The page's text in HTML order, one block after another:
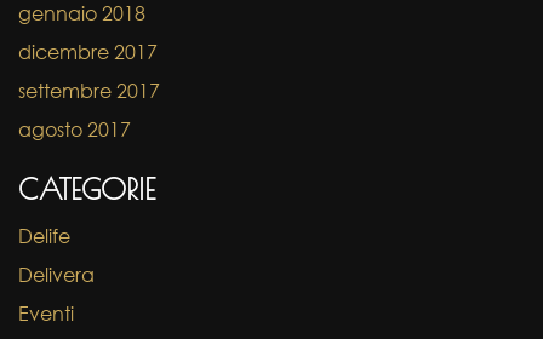
gennaio 2018
dicembre 2017
settembre 2017
agosto 2017
CATEGORIE
Delife
Delivera
Eventi